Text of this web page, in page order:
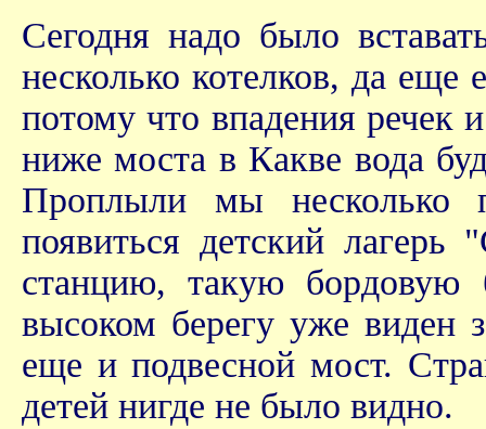
Сегодня надо было
несколько котелков, да
потому что впадения речек
ниже моста в Какве вода
Проплыли мы несколько
появиться детский
станцию, такую
высоком берегу уже виден
еще и подвесной мост.
детей нигде не было видно.